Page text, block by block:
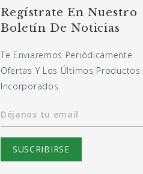
Regístrate En Nuestro
Boletín De Noticias
Te Enviaremos Periódicamente
Ofertas Y Los Últimos Productos
Incorporados.
Déjanos tu email